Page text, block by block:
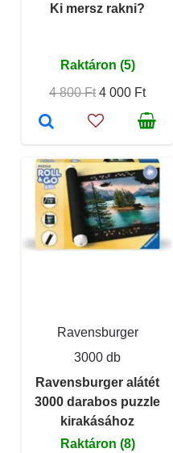
Ki mersz rakni?
Raktáron (5)
4 800 Ft 4 000 Ft
Ravensburger
3000 db
Ravensburger alátét
3000 darabos puzzle
kirakásához
Raktáron (8)